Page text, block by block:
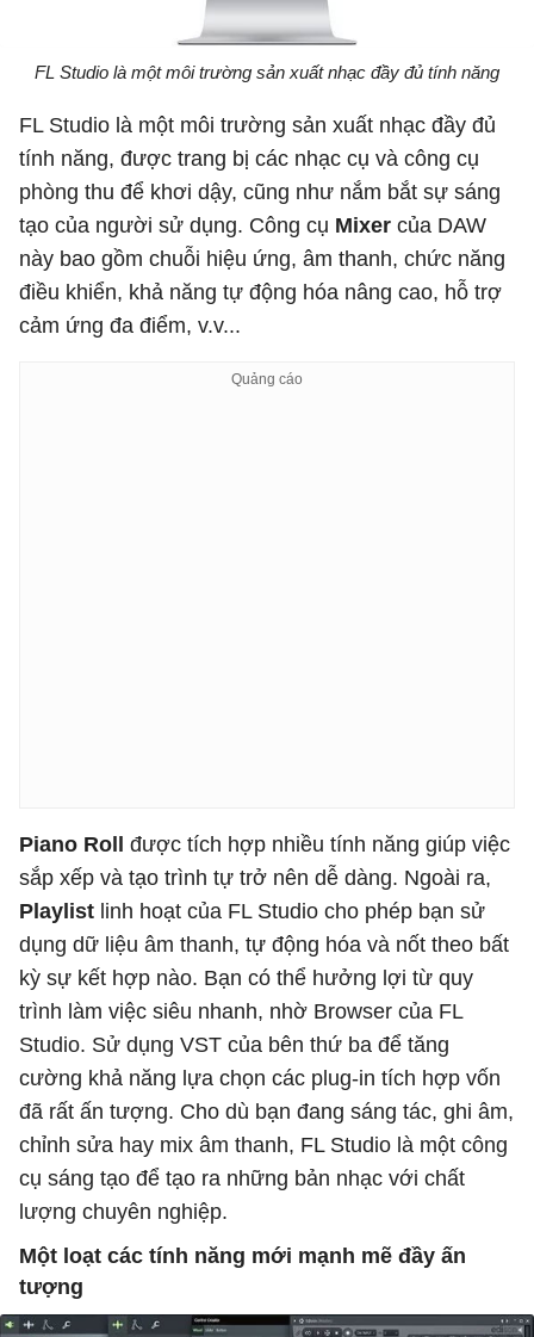
FL Studio là một môi trường sản xuất nhạc đầy đủ tính năng
FL Studio là một môi trường sản xuất nhạc đầy đủ
tính năng, được trang bị các nhạc cụ và công cụ
phòng thu để khơi dậy, cũng như nắm bắt sự sáng
tạo của người sử dụng. Công cụ Mixer của DAW
này bao gồm chuỗi hiệu ứng, âm thanh, chức năng
điều khiển, khả năng tự động hóa nâng cao, hỗ trợ
cảm ứng đa điểm, v.v...
Piano Roll
được tích hợp nhiều tính năng giúp việc
sắp xếp và tạo trình tự trở nên dễ dàng. Ngoài ra,
Playlist linh hoạt của FL Studio cho phép bạn sử
dụng dữ liệu âm thanh, tự động hóa và nốt theo bất
kỳ sự kết hợp nào. Bạn có thể hưởng lợi từ quy
trình làm việc siêu nhanh, nhờ Browser của FL
Studio. Sử dụng VST của bên thứ ba để tăng
cường khả năng lựa chọn các plug-in tích hợp vốn
đã rất ấn tượng. Cho dù bạn đang sáng tác, ghi âm,
chỉnh sửa hay mix âm thanh, FL Studio là một công
cụ sáng tạo để tạo ra những bản nhạc với chất
lượng chuyên nghiệp.
Một loạt các tính năng mới mạnh mẽ đầy ấn
tượng